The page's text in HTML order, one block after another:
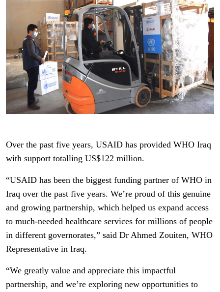
Over the past five years, USAID has provided WHO Iraq
with support totalling US$122 million.
“USAID has been the biggest funding partner of WHO in
Iraq over the past five years. We’re proud of this genuine
and growing partnership, which helped us expand access
to much-needed healthcare services for millions of people
in different governorates,” said Dr Ahmed Zouiten, WHO
Representative in Iraq.
“We greatly value and appreciate this impactful
partnership, and we’re exploring new opportunities to